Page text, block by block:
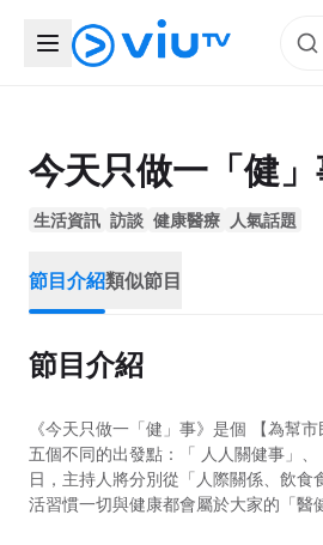
今天只做一「健
生活資訊 訪談 健康醫療 人氣話題
節目介紹類似節目
節目介紹
《今天只做一「健」事》是個 【為幫
五個不同的出發點：「 人人關健事」
日，主持人將分別從「人際關係、飲
活習慣一切與健康都會屬於大家的「醫